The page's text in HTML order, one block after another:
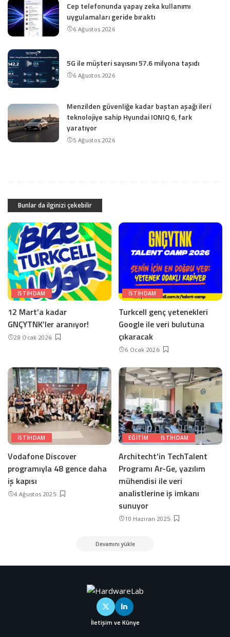
Cep telefonunda yapay zeka kullanımı
uygulamaları geride bıraktı
6 Ağustos 2026
5G ile müşteri sayısını 57.6 milyona taşıdı
6 Ağustos 2026
Menzilden güvenliğe kadar baştan aşağı ileri
teknolojiye sahip Hyundai IONIQ 6, fark
yaratıyor
5 Ağustos 2026
Bunlar da ilginizi çekebilir
ISTIHDAM
12 Mart’a kadar
GNÇYTNK’ler aranıyor!
28 Ocak 2026
ISTIHDAM
Turkcell genç yetenekleri
Google ile veri bulutuna
çıkaracak
6 Ocak 2026
ISTIHDAM
Vodafone Discover
programıyla 48 gence daha
iş kapısı
4 Ağustos 2025
EĞITIM ISTIHDAM
Architecht’in TechTalent
Programı Ar-Ge, yazılım
mühendisi ile veri
analistlerine iş imkanı
sunuyor
10 Haziran 2025
Devamını yükle
İletişim ve Künye